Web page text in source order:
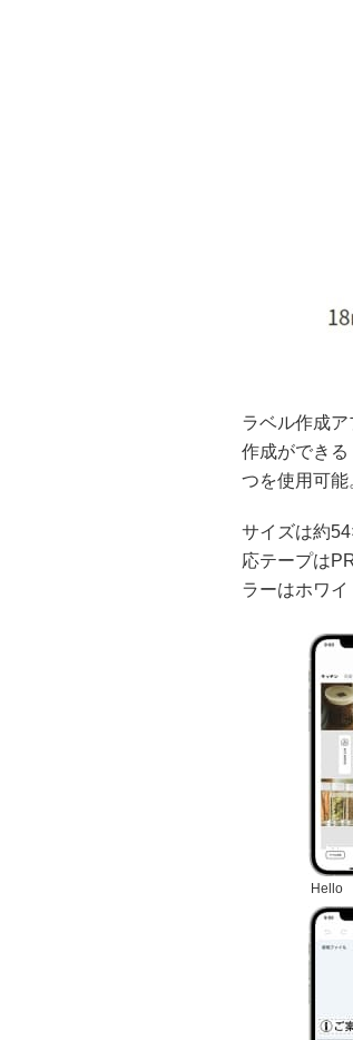
ラベル作成
作成ができ
つを使用可能
サイズは約
応テープは
ラーはホワイ
Hello